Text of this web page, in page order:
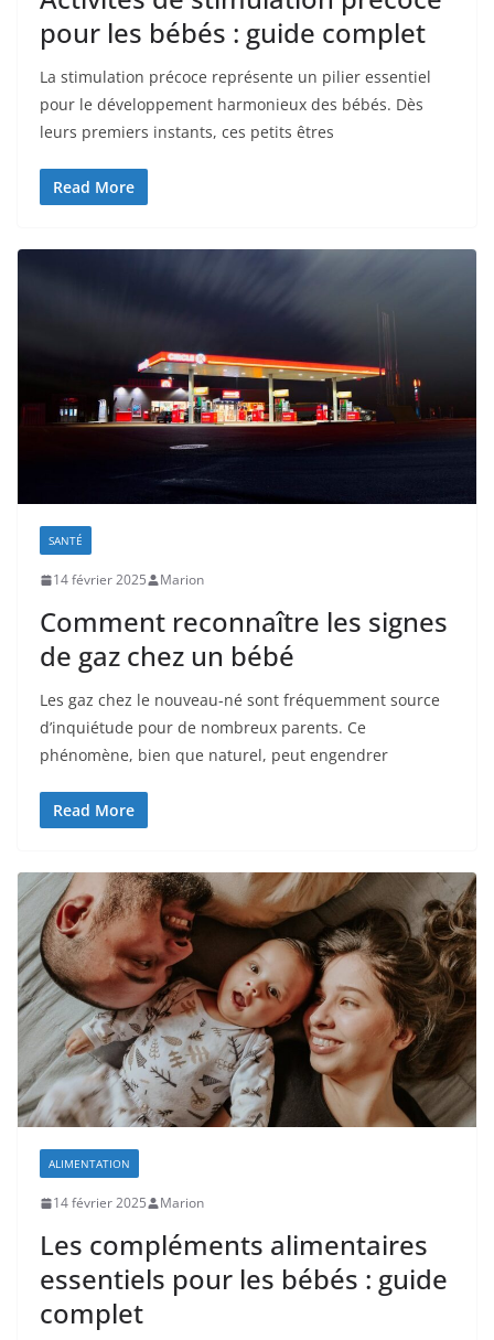
pour les bébés : guide complet
La stimulation précoce représente un pilier essentiel
pour le développement harmonieux des bébés. Dès
leurs premiers instants, ces petits êtres
Read More
SANTÉ
14 février 2025 Marion
Comment reconnaître les signes
de gaz chez un bébé
Les gaz chez le nouveau-né sont fréquemment source
d’inquiétude pour de nombreux parents. Ce
phénomène, bien que naturel, peut engendrer
Read More
ALIMENTATION
14 février 2025 Marion
Les compléments alimentaires
essentiels pour les bébés : guide
complet